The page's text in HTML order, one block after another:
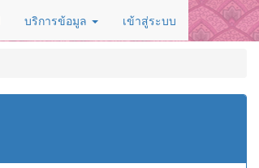
บริการข้อมูล เข้าสู่ระบบ